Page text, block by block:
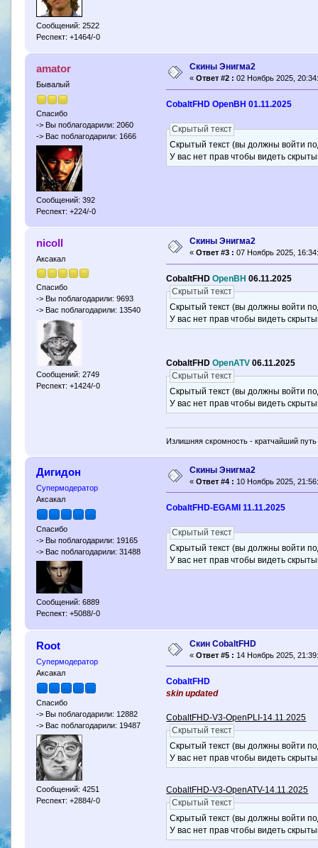
Сообщений: 2522
Респект: +1464/-0
amator
Бывалый
Спасибо
-> Вы поблагодарили: 2060
-> Вас поблагодарили: 1666
Сообщений: 392
Респект: +224/-0
Скины Энигма2
« Ответ #2 : 02 Ноябрь 2025,
CobaltFHD OpenBH 01.11.2025
Скрытый текст
Скрытый текст (вы должны войти
У вас нет прав чтобы видеть
nicoll
Аксакал
Спасибо
-> Вы поблагодарили: 9693
-> Вас поблагодарили: 13540
Сообщений: 2749
Респект: +1424/-0
Скины Энигма2
« Ответ #3 : 07 Ноябрь 2025,
CobaltFHD OpenBH 06.11.2025
Скрытый текст
Скрытый текст (вы должны войти
У вас нет прав чтобы видеть
CobaltFHDOpenATV06.11.2025
Скрытый текст
Скрытый текст (вы должны войти
У вас нет прав чтобы видеть
Излишняя скромность - кратчайший путь
Дигидон
Супермодератор
Аксакал
Спасибо
-> Вы поблагодарили: 19165
-> Вас поблагодарили: 31488
Сообщений: 6889
Респект: +5088/-0
Скины Энигма2
« Ответ #4 : 10 Ноябрь 2025,
CobaltFHD-EGAMI 11.11.2025
Скрытый текст
Скрытый текст (вы должны войти
У вас нет прав чтобы видеть
Root
Супермодератор
Аксакал
Спасибо
-> Вы поблагодарили: 12882
-> Вас поблагодарили: 19487
Сообщений: 4251
Респект: +2884/-0
Скин CobaltFHD
« Ответ #5 : 14 Ноябрь 2025,
CobaltFHD
skin updated
CobaltFHD-V3-OpenPLI-14.11.2025
Скрытый текст
Скрытый текст (вы должны войти
У вас нет прав чтобы видеть
CobaltFHD-V3-OpenATV-14.11.2025
Скрытый текст
Скрытый текст (вы должны войти
У вас нет прав чтобы видеть